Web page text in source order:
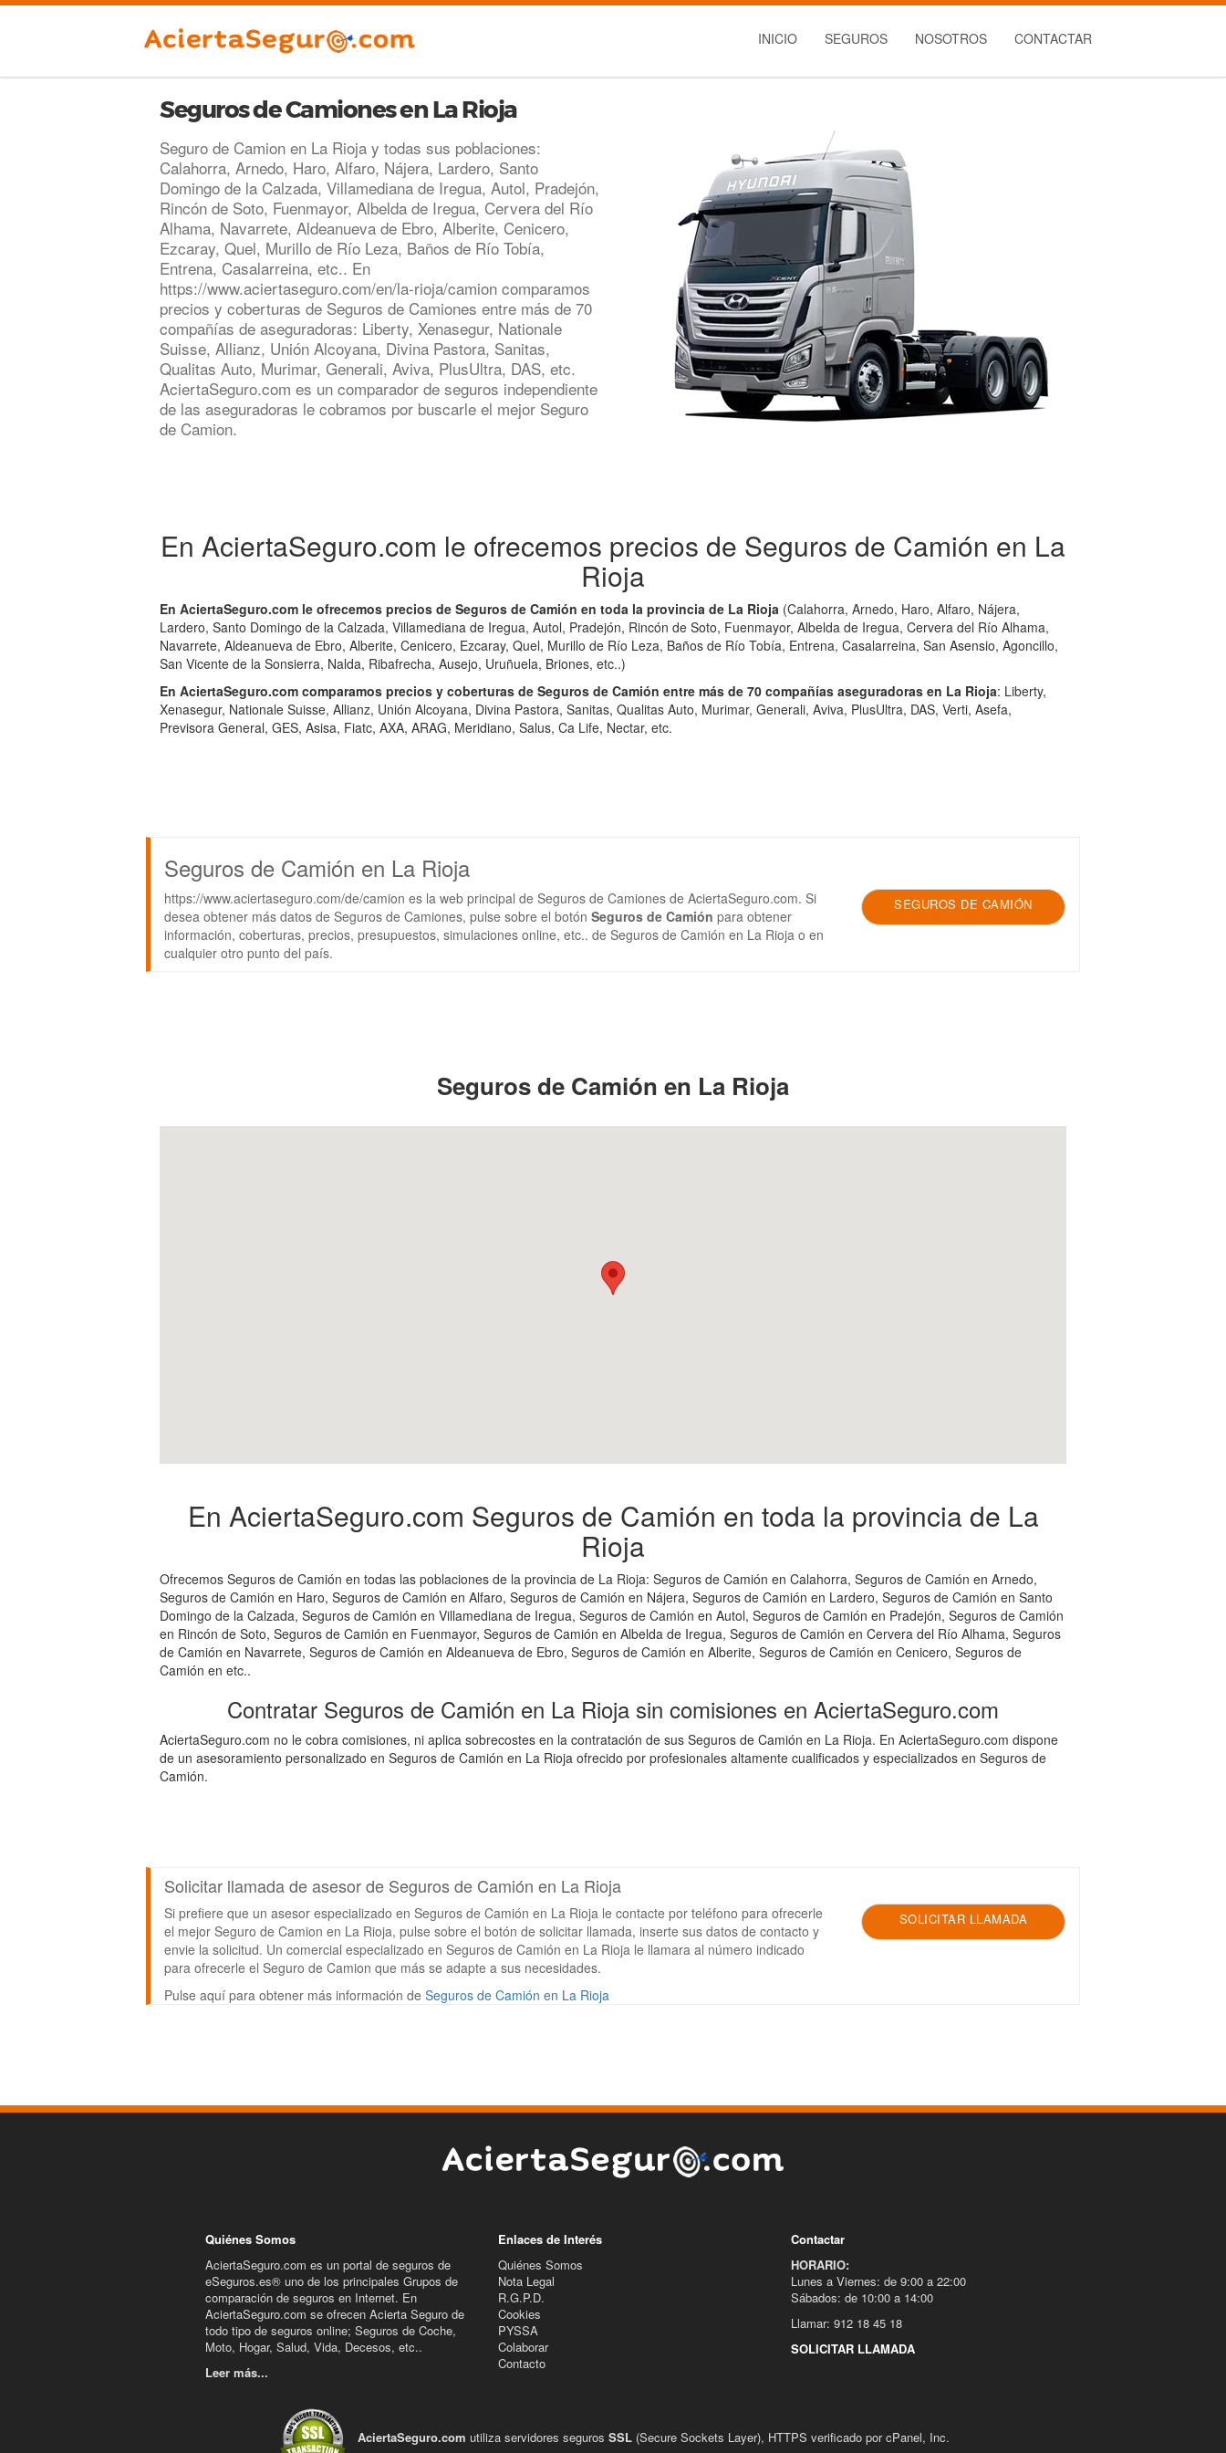
INICIO SEGUROS NOSOTROS CONTACTAR
Seguros de Camiones en La Rioja
Seguro de Camion en La Rioja y todas sus poblaciones:
Calahorra, Arnedo, Haro, Alfaro, Nájera, Lardero, Santo
Domingo de la Calzada, Villamediana de Iregua, Autol, Pradejón,
Rincón de Soto, Fuenmayor, Albelda de Iregua, Cervera del Río
Alhama, Navarrete, Aldeanueva de Ebro, Alberite, Cenicero,
Ezcaray, Quel, Murillo de Río Leza, Baños de Río Tobía,
Entrena, Casalarreina, etc.. En
https://www.aciertaseguro.com/en/la-rioja/camion comparamos
precios y coberturas de Seguros de Camiones entre más de 70
compañías de aseguradoras: Liberty, Xenasegur, Nationale
Suisse, Allianz, Unión Alcoyana, Divina Pastora, Sanitas,
Qualitas Auto, Murimar, Generali, Aviva, PlusUltra, DAS, etc.
AciertaSeguro.com es un comparador de seguros independiente
de las aseguradoras le cobramos por buscarle el mejor Seguro
de Camion.
En AciertaSeguro.com le ofrecemos precios de Seguros de Camión en La
Rioja
En AciertaSeguro.com le ofrecemos precios de Seguros de Camión en toda la provincia de La Rioja (Calahorra, Arnedo, Haro, Alfaro, Nájera,
Lardero, Santo Domingo de la Calzada, Villamediana de Iregua, Autol, Pradejón, Rincón de Soto, Fuenmayor, Albelda de Iregua, Cervera del Río Alhama,
Navarrete, Aldeanueva de Ebro, Alberite, Cenicero, Ezcaray, Quel, Murillo de Río Leza, Baños de Río Tobía, Entrena, Casalarreina, San Asensio, Agoncillo,
San Vicente de la Sonsierra, Nalda, Ribafrecha, Ausejo, Uruñuela, Briones, etc..)
En AciertaSeguro.com comparamos precios y coberturas de Seguros de Camión entre más de 70 compañías aseguradoras en La Rioja: Liberty,
Xenasegur, Nationale Suisse, Allianz, Unión Alcoyana, Divina Pastora, Sanitas, Qualitas Auto, Murimar, Generali, Aviva, PlusUltra, DAS, Verti, Asefa,
Previsora General, GES, Asisa, Fiatc, AXA, ARAG, Meridiano, Salus, Ca Life, Nectar, etc.
Seguros de Camión en La Rioja
https://www.aciertaseguro.com/de/camion es la web principal de Seguros de Camiones de AciertaSeguro.com. Si
desea obtener más datos de Seguros de Camiones, pulse sobre el botón Seguros de Camión para obtener
información, coberturas, precios, presupuestos, simulaciones online, etc.. de Seguros de Camión en La Rioja o en
cualquier otro punto del país.
SEGUROS DE CAMIÓN
Seguros de Camión en La Rioja
En AciertaSeguro.com Seguros de Camión en toda la provincia de La
Rioja
Ofrecemos Seguros de Camión en todas las poblaciones de la provincia de La Rioja: Seguros de Camión en Calahorra, Seguros de Camión en Arnedo,
Seguros de Camión en Haro, Seguros de Camión en Alfaro, Seguros de Camión en Nájera, Seguros de Camión en Lardero, Seguros de Camión en Santo
Domingo de la Calzada, Seguros de Camión en Villamediana de Iregua, Seguros de Camión en Autol, Seguros de Camión en Pradejón, Seguros de Camión
en Rincón de Soto, Seguros de Camión en Fuenmayor, Seguros de Camión en Albelda de Iregua, Seguros de Camión en Cervera del Río Alhama, Seguros
de Camión en Navarrete, Seguros de Camión en Aldeanueva de Ebro, Seguros de Camión en Alberite, Seguros de Camión en Cenicero, Seguros de
Camión en etc..
Contratar Seguros de Camión en La Rioja sin comisiones en AciertaSeguro.com
AciertaSeguro.com no le cobra comisiones, ni aplica sobrecostes en la contratación de sus Seguros de Camión en La Rioja. En AciertaSeguro.com dispone
de un asesoramiento personalizado en Seguros de Camión en La Rioja ofrecido por profesionales altamente cualificados y especializados en Seguros de
Camión.
Solicitar llamada de asesor de Seguros de Camión en La Rioja
Si prefiere que un asesor especializado en Seguros de Camión en La Rioja le contacte por teléfono para ofrecerle
el mejor Seguro de Camion en La Rioja, pulse sobre el botón de solicitar llamada, inserte sus datos de contacto y
envie la solicitud. Un comercial especializado en Seguros de Camión en La Rioja le llamara al número indicado
para ofrecerle el Seguro de Camion que más se adapte a sus necesidades.
Pulse aquí para obtener más información de Seguros de Camión en La Rioja
SOLICITAR LLAMADA
Quiénes Somos
AciertaSeguro.com es un portal de seguros de
eSeguros.es® uno de los principales Grupos de
comparación de seguros en Internet. En
AciertaSeguro.com se ofrecen Acierta Seguro de
todo tipo de seguros online; Seguros de Coche,
Moto, Hogar, Salud, Vida, Decesos, etc..
Leer más...
Enlaces de Interés
Quiénes Somos
Nota Legal
R.G.P.D.
Cookies
PYSSA
Colaborar
Contacto
Contactar
HORARIO:
Lunes a Viernes: de 9:00 a 22:00
Sábados: de 10:00 a 14:00
Llamar: 912 18 45 18
SOLICITAR LLAMADA
AciertaSeguro.com utiliza servidores seguros SSL (Secure Sockets Layer), HTTPS verificado por cPanel, Inc.